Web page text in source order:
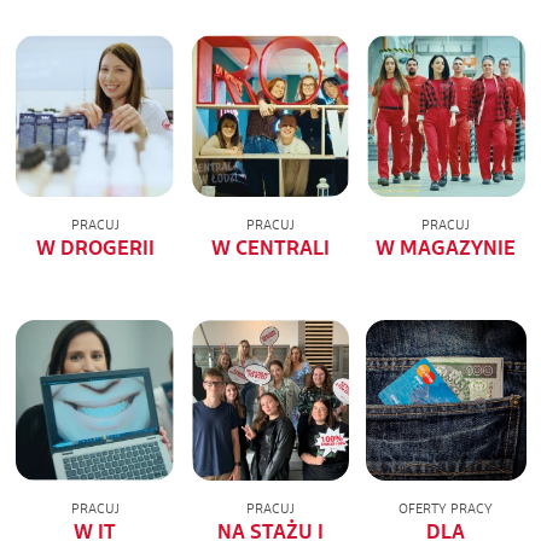
PRACUJ
W DROGERII
PRACUJ
W CENTRALI
PRACUJ
W MAGAZYNIE
PRACUJ
W IT
PRACUJ
NA STAŻU I
OFERTY PRACY
DLA